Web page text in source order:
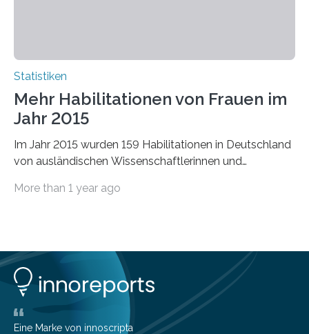
Statistiken
Mehr Habilitationen von Frauen im
Jahr 2015
Im Jahr 2015 wurden 159 Habilitationen in Deutschland
von ausländischen Wissenschaftlerinnen und
More than 1 year ago
Eine Marke von innoscripta